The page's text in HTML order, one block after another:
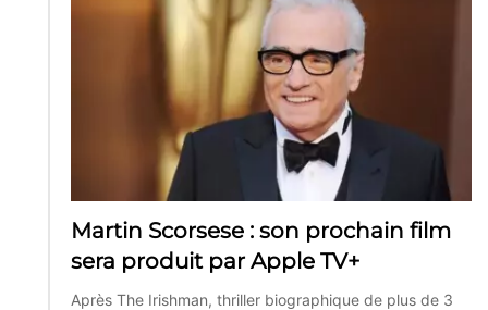
Martin Scorsese : son prochain film
sera produit par Apple TV+
Après The Irishman, thriller biographique de plus de 3